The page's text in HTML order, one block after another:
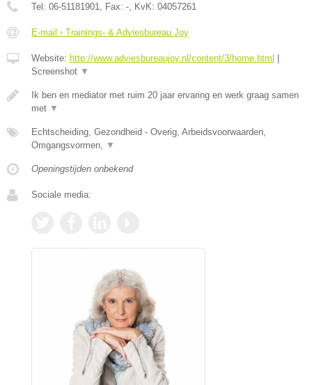
Tel: 06-51181901 , Fax: - , KvK: 04057261
E-mail › Trainings- & Adviesbureau Joy
Website: http://www.adviesbureaujoy.nl/content/3/home.html
Screenshot ▼
Ik ben en mediator met ruim 20 jaar ervaring en werk graag samen
met ▼
Echtscheiding, Gezondheid - Overig, Arbeidsvoorwaarden,
Omgangsvormen,
▼
Openingstijden onbekend
Sociale media: